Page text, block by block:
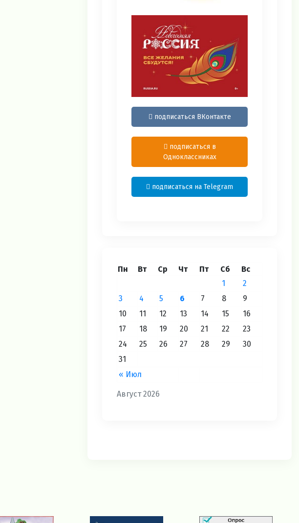
подписаться ВКонтакте
подписаться в
Одноклассниках
подписаться на Telegram
Август 2026
Пн Вт Ср Чт Пт Сб Вс
« Июл
1
2
3
4 5 6 7 8
9
10
11 12 13 14 15
16
17
18 19 20 21 22
23
24
25 26 27 28 29
30
31